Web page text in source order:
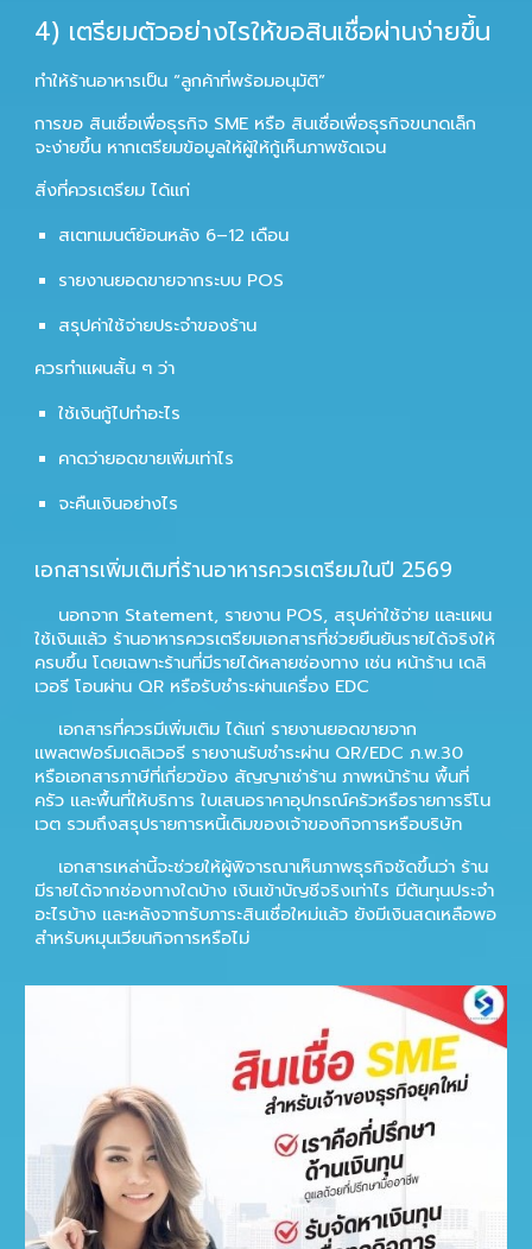
4) เตรียมตัวอย่างไรให้ขอสินเชื่อผ่านง่ายขึ้น
ทำให้ร้านอาหารเป็น “ลูกค้าที่พร้อมอนุมัติ”
การขอ สินเชื่อเพื่อธุรกิจ SME หรือ สินเชื่อเพื่อธุรกิจขนาดเล็ก
จะง่ายขึ้น หากเตรียมข้อมูลให้ผู้ให้กู้เห็นภาพชัดเจน
สิ่งที่ควรเตรียม ได้แก่
สเตทเมนต์ย้อนหลัง 6–12 เดือน
รายงานยอดขายจากระบบ POS
สรุปค่าใช้จ่ายประจำของร้าน
ควรทำแผนสั้น ๆ ว่า
ใช้เงินกู้ไปทำอะไร
คาดว่ายอดขายเพิ่มเท่าไร
จะคืนเงินอย่างไร
เอกสารเพิ่มเติมที่ร้านอาหารควรเตรียมในปี 2569
นอกจาก Statement, รายงาน POS, สรุปค่าใช้จ่าย และแผน
ใช้เงินแล้ว ร้านอาหารควรเตรียมเอกสารที่ช่วยยืนยันรายได้จริงให้
ครบขึ้น โดยเฉพาะร้านที่มีรายได้หลายช่องทาง เช่น หน้าร้าน เดลิ
เวอรี โอนผ่าน QR หรือรับชำระผ่านเครื่อง EDC
เอกสารที่ควรมีเพิ่มเติม ได้แก่ รายงานยอดขายจาก
แพลตฟอร์มเดลิเวอรี รายงานรับชำระผ่าน QR/EDC ภ.พ.30
หรือเอกสารภาษีที่เกี่ยวข้อง สัญญาเช่าร้าน ภาพหน้าร้าน พื้นที่
ครัว และพื้นที่ให้บริการ ใบเสนอราคาอุปกรณ์ครัวหรือรายการรีโน
เวต รวมถึงสรุปรายการหนี้เดิมของเจ้าของกิจการหรือบริษัท
เอกสารเหล่านี้จะช่วยให้ผู้พิจารณาเห็นภาพธุรกิจชัดขึ้นว่า ร้าน
มีรายได้จากช่องทางใดบ้าง เงินเข้าบัญชีจริงเท่าไร มีต้นทุนประจำ
อะไรบ้าง และหลังจากรับภาระสินเชื่อใหม่แล้ว ยังมีเงินสดเหลือพอ
สำหรับหมุนเวียนกิจการหรือไม่